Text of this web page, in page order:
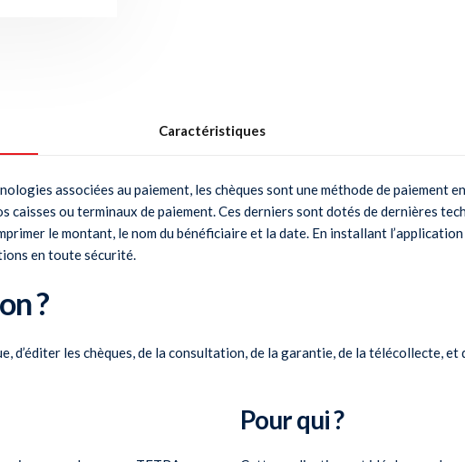
Caractéristiques
associées au paiement, les chèques sont une méthode de paiement
caisses ou terminaux de paiement. Ces derniers sont dotés de dernières
le montant, le nom du bénéficiaire et la date. En installant
en toute sécurité.
?
d’éditer les chèques, de la consultation, de la garantie, de la télécollecte,
Pour qui ?